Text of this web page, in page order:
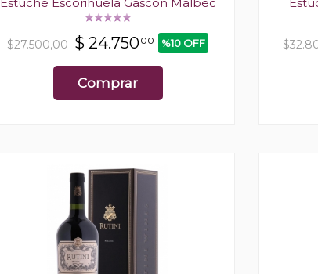
$27.500,00 $ 24.75000 %10 OFF
Comprar